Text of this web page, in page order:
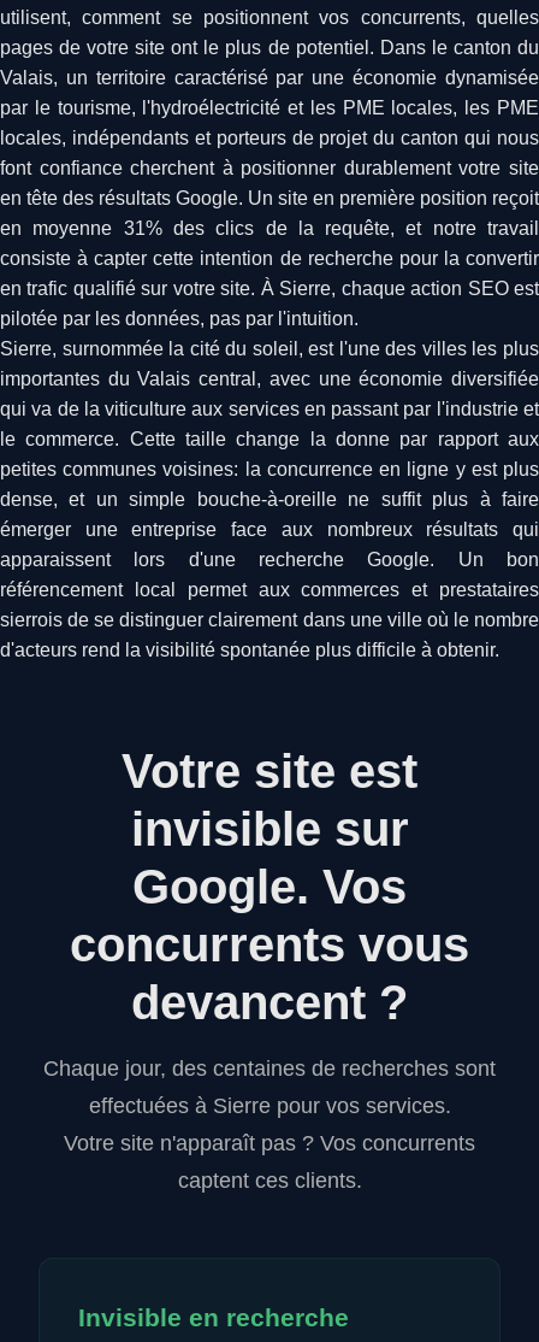
utilisent, comment se positionnent vos concurrents, quelles
pages de votre site ont le plus de potentiel. Dans le canton du
Valais, un territoire caractérisé par une économie dynamisée
par le tourisme, l'hydroélectricité et les PME locales, les PME
locales, indépendants et porteurs de projet du canton qui nous
font confiance cherchent à positionner durablement votre site
en tête des résultats Google. Un site en première position reçoit
en moyenne 31% des clics de la requête, et notre travail
consiste à capter cette intention de recherche pour la convertir
en trafic qualifié sur votre site. À Sierre, chaque action SEO est
pilotée par les données, pas par l'intuition.
Sierre, surnommée la cité du soleil, est l'une des villes les plus
importantes du Valais central, avec une économie diversifiée
qui va de la viticulture aux services en passant par l'industrie et
le commerce. Cette taille change la donne par rapport aux
petites communes voisines: la concurrence en ligne y est plus
dense, et un simple bouche-à-oreille ne suffit plus à faire
émerger une entreprise face aux nombreux résultats qui
apparaissent lors d'une recherche Google. Un bon
référencement local permet aux commerces et prestataires
sierrois de se distinguer clairement dans une ville où le nombre
d'acteurs rend la visibilité spontanée plus difficile à obtenir.
Votre site est
invisible sur
Google. Vos
concurrents vous
devancent ?
Chaque jour, des centaines de recherches sont
effectuées à Sierre pour vos services.
Votre site n'apparaît pas ? Vos concurrents
captent ces clients.
Invisible en recherche